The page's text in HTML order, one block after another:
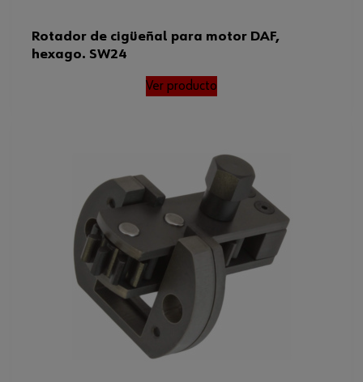
Rotador de cigüeñal para motor DAF,
hexago. SW24
Ver producto